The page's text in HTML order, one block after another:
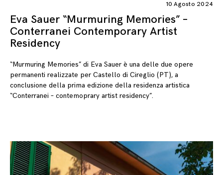
10 Agosto 2024
Eva Sauer “Murmuring Memories” –
Conterranei Contemporary Artist
Residency
“Murmuring Memories” di Eva Sauer è una delle due opere
permanenti realizzate per Castello di Cireglio (PT), a
conclusione della prima edizione della residenza artistica
“Conterranei – contemoprary artist residency”.